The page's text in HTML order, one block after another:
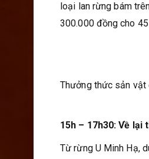
loại lan rừng bám
300.000 đồng cho 45
Thưởng thức sản vật
15h – 17h30: Về lại
Từ rừng U Minh Hạ,